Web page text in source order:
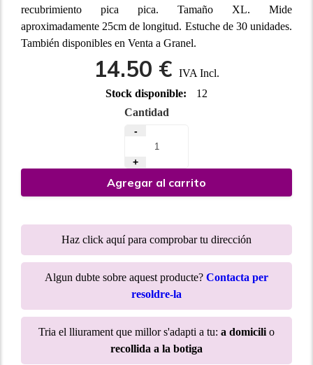
recubrimiento pica pica. Tamaño XL. Mide
aproximadamente 25cm de longitud. Estuche de 30 unidades.
También disponibles en Venta a Granel.
14.50 € IVA Incl.
Stock disponible:
12
Cantidad
-
+
Agregar al carrito
Haz click aquí para comprobar tu dirección
Algun dubte sobre aquest producte? Contacta per
resoldre-la
Tria el lliurament que millor s'adapti a tu: a domicili o
recollida a la botiga